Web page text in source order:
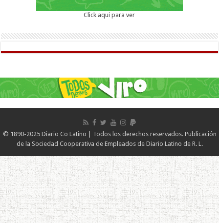
Click aqui para ver
© 1890-2025 Diario Co Latino | Todos los derechos reservados. Publicación
de la Sociedad Cooperativa de Empleados de Diario Latino de R. L.